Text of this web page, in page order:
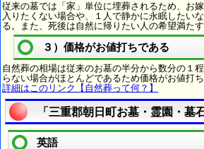
従来の墓では「家」単位に埋葬されるため、お
入りたくない場合や、１人で静かに永眠したい
る。また、死後は自然に帰りたい人の希望満たす
３）価格がお値打ちである
自然葬の相場は従来のお墓の半分から数分の１
らない場合がほとんどであるため価格がお値打ち
詳細はこのリンク【自然葬って何？】
「三重郡朝日町お墓・霊園・
英語